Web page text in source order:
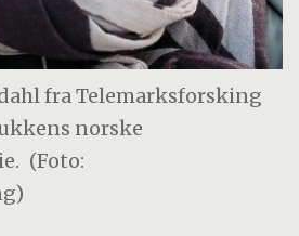
fra Telemarksforsking
norske
(Foto: